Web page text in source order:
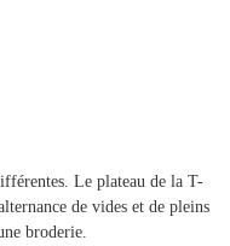
Le plateau de la T-
de vides et de pleins
broderie.